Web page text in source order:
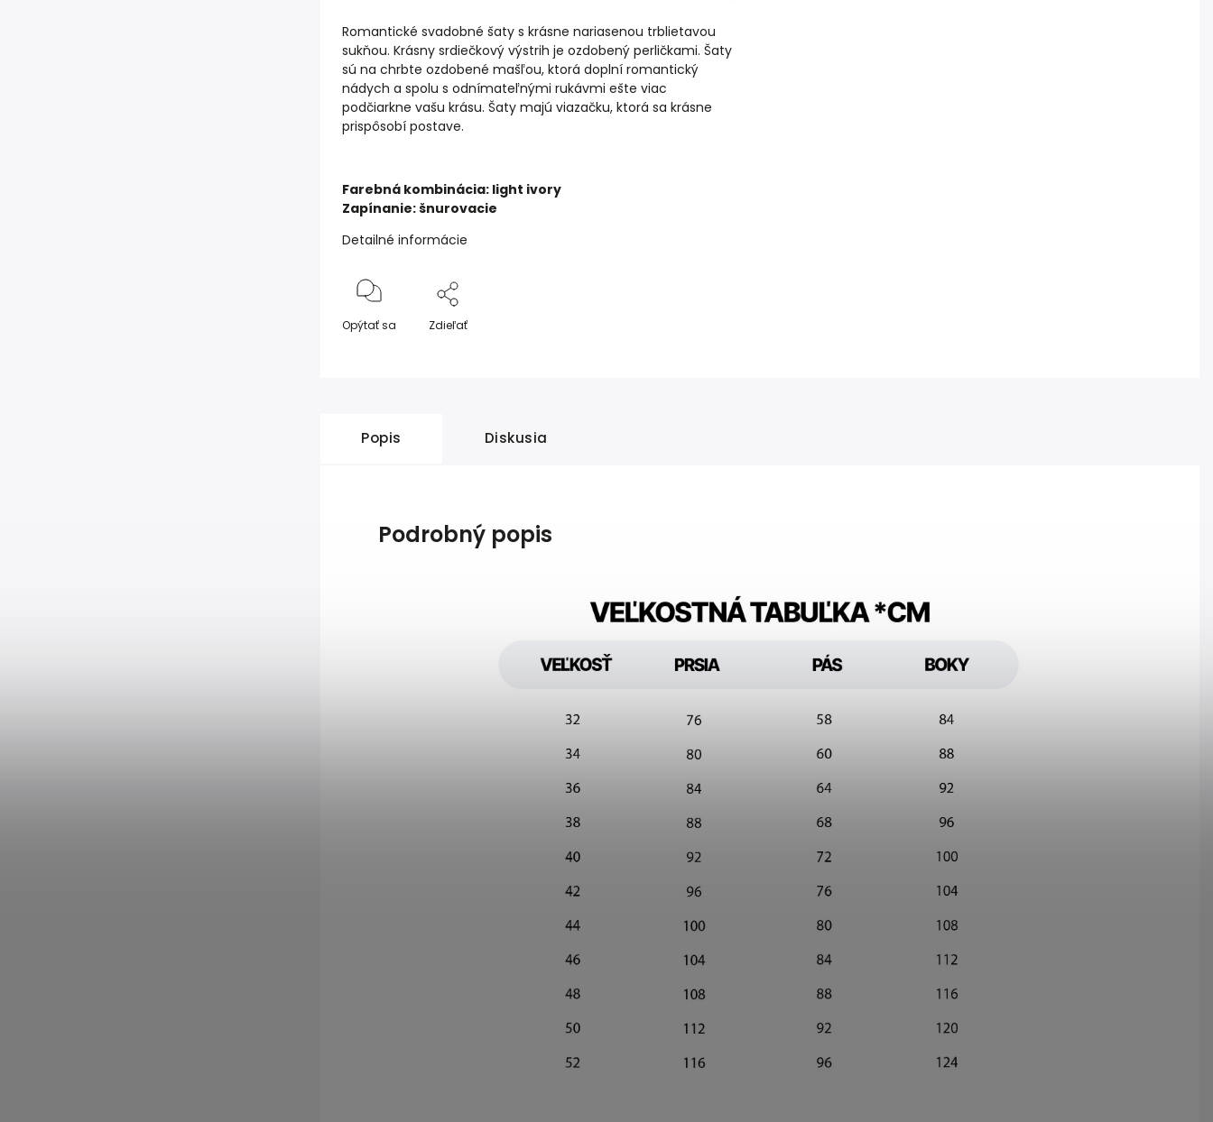
Romantické svadobné šaty s krásne nariasenou trblietavou
sukňou. Krásny srdiečkový výstrih je ozdobený perličkami. Šaty
sú na chrbte ozdobené mašľou, ktorá doplní romantický
nádych a spolu s odnímateľnými rukávmi ešte viac
podčiarkne vašu krásu. Šaty majú viazačku, ktorá sa krásne
prispôsobí postave.
Farebná kombinácia: light ivory
Zapínanie: šnurovacie
Detailné informácie
Opýtať sa Zdieľať
Popis Diskusia
Podrobný popis